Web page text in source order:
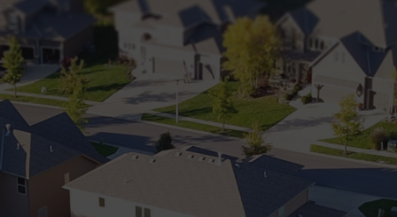
A PROPOS DE NOUS
CONTACT
ESTIMATION GRATUITE
+32 (0) 2 660 50 50
Bruxelles Sud